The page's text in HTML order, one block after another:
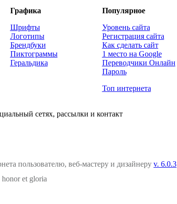
Графика
Шрифты
Логотипы
Брендбуки
Пиктограммы
Геральдика
Популярное
Уровень сайта
Регистрация сайта
Как сделать сайт
1 место на Google
Переводчики Онлайн
Пароль
Топ интернета
сетях, рассылки и контакт
пользователю, веб-мастеру и дизайнеру v. 6.0.3
honor et gloria